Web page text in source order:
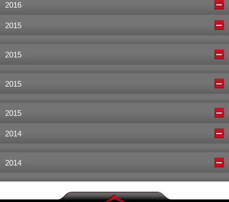
2016
2015
2015
2015
2015
2014
2014